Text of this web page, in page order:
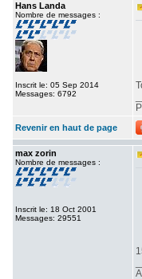
Hans Landa
Nombre de messages :
Inscrit le: 05 Sep 2014
Messages: 6792
Revenir en haut de page
max zorin
Nombre de messages :
Inscrit le: 18 Oct 2001
Messages: 29551